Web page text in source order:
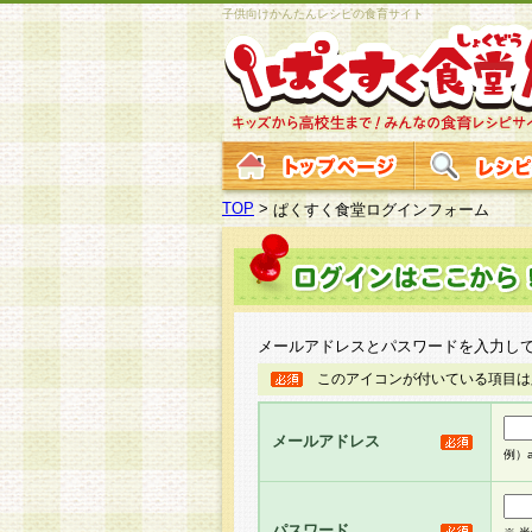
子供向けかんたんレシピの食育サイト
TOP >ぱくすく食堂ログインフォーム
メールアドレスとパスワードを入力し
このアイコンが付いている項目
メールアドレス
例）